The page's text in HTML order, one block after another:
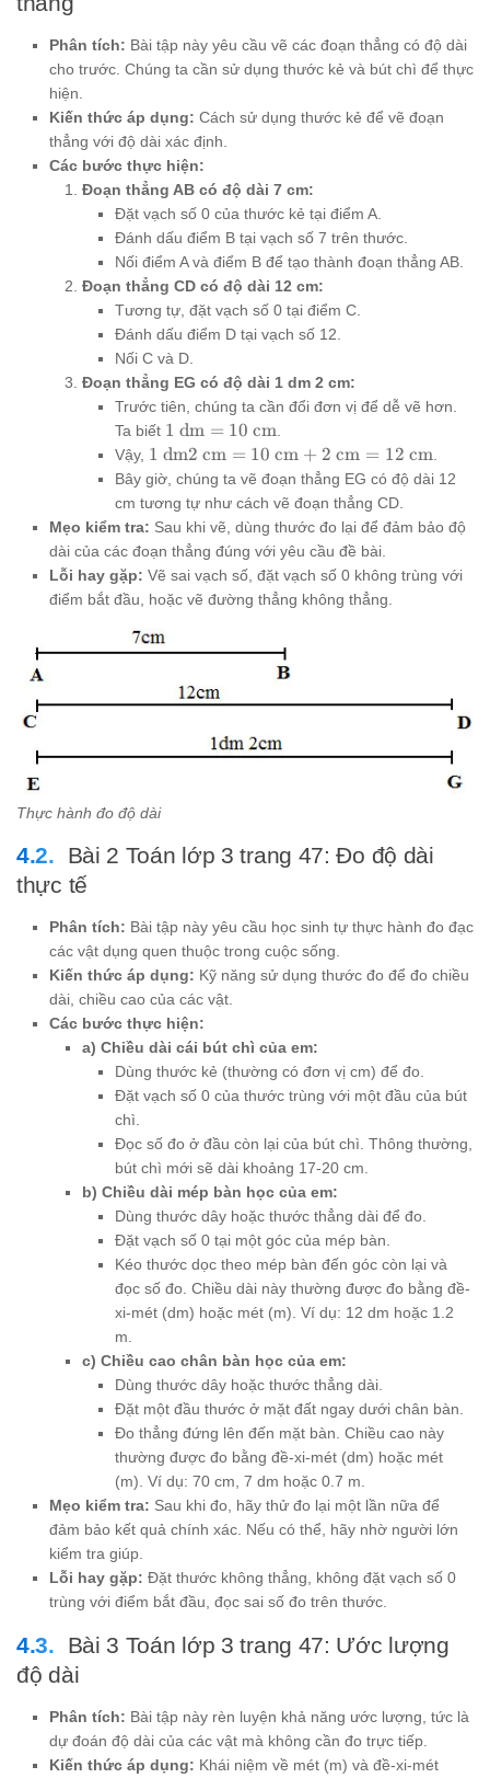
Phân tích: Bài tập này yêu cầu vẽ các đoạn thẳng có độ dài
cho trước. Chúng ta cần sử dụng thước kẻ và bút chì để thực
hiện.
Kiến thức áp dụng: Cách sử dụng thước kẻ để vẽ đoạn
thẳng với độ dài xác định.
Các bước thực hiện:
Đoạn thẳng AB có độ dài 7 cm:
Đặt vạch số 0 của thước kẻ tại điểm A.
Đánh dấu điểm B tại vạch số 7 trên thước.
Nối điểm A và điểm B để tạo thành đoạn thẳng AB.
Đoạn thẳng CD có độ dài 12 cm:
Tương tự, đặt vạch số 0 tại điểm C.
Đánh dấu điểm D tại vạch số 12.
Nối C và D.
Đoạn thẳng EG có độ dài 1 dm 2 cm:
Trước tiên, chúng ta cần đổi đơn vị để dễ vẽ hơn.
Ta biết 1
\text{
dm} =
10
\text{
cm}
1 dm = 10 cm
Vậy, 1
\text{
dm} 2
\text{
cm} =
10
\text{
cm} +
2
\text{
1 dm2 cm = 10 cm + 2 cm = 12 cm
Bây giờ, chúng ta vẽ đoạn thẳng EG có độ dài 12
cm tương tự như cách vẽ đoạn thẳng CD.
Mẹo kiểm tra: Sau khi vẽ, dùng thước đo lại để đảm bảo độ
dài của các đoạn thẳng đúng với yêu cầu đề bài.
Lỗi hay gặp: Vẽ sai vạch số, đặt vạch số 0 không trùng với
điểm bắt đầu, hoặc vẽ đường thẳng không thẳng.
Thực hành đo độ dài
Bài 2 Toán lớp 3 trang 47: Đo độ dài
thực tế
Phân tích: Bài tập này yêu cầu học sinh tự thực hành đo đạc
các vật dụng quen thuộc trong cuộc sống.
Kiến thức áp dụng: Kỹ năng sử dụng thước đo để đo chiều
dài, chiều cao của các vật.
Các bước thực hiện:
a) Chiều dài cái bút chì của em:
Dùng thước kẻ (thường có đơn vị cm) để đo.
Đặt vạch số 0 của thước trùng với một đầu của bút
chì.
Đọc số đo ở đầu còn lại của bút chì. Thông thường,
bút chì mới sẽ dài khoảng 17-20 cm.
b) Chiều dài mép bàn học của em:
Dùng thước dây hoặc thước thẳng dài để đo.
Đặt vạch số 0 tại một góc của mép bàn.
Kéo thước dọc theo mép bàn đến góc còn lại và
đọc số đo. Chiều dài này thường được đo bằng đề-
xi-mét (dm) hoặc mét (m). Ví dụ: 12 dm hoặc 1.2
m.
c) Chiều cao chân bàn học của em:
Dùng thước dây hoặc thước thẳng dài.
Đặt một đầu thước ở mặt đất ngay dưới chân bàn.
Đo thẳng đứng lên đến mặt bàn. Chiều cao này
thường được đo bằng đề-xi-mét (dm) hoặc mét
(m). Ví dụ: 70 cm, 7 dm hoặc 0.7 m.
Mẹo kiểm tra: Sau khi đo, hãy thử đo lại một lần nữa để
đảm bảo kết quả chính xác. Nếu có thể, hãy nhờ người lớn
kiểm tra giúp.
Lỗi hay gặp: Đặt thước không thẳng, không đặt vạch số 0
trùng với điểm bắt đầu, đọc sai số đo trên thước.
Bài 3 Toán lớp 3 trang 47: Ước lượng
độ dài
Phân tích: Bài tập này rèn luyện khả năng ước lượng, tức là
dự đoán độ dài của các vật mà không cần đo trực tiếp.
Kiến thức áp dụng: Khái niệm về mét (m) và đề-xi-mét